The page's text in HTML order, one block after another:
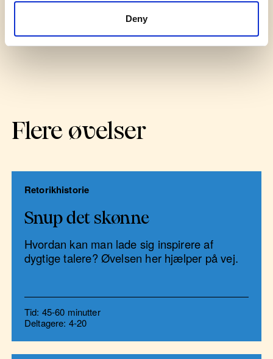
Deny
Flere øvelser
Retorikhistorie
Snup det skønne
Hvordan kan man lade sig inspirere af
dygtige talere? Øvelsen her hjælper på vej.
Tid: 45-60 minutter
Deltagere: 4-20